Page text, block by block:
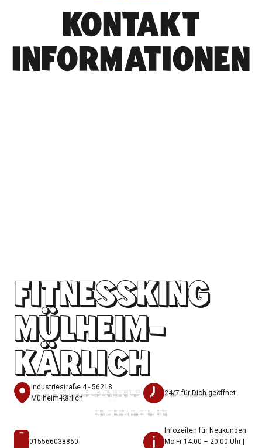
KONTAKT
INFORMATIONEN
FITNESSKING
MÜLHEIM-
KÄRLICH
FITNESSKING MÜLHEIM-
KÄRLICH
Industriestraße 4 - 56218
Mülheim-Kärlich
24/7 für Dich geöffnet
015566038860
Infozeiten für Neukunden:
Mo-Fr 14:00 – 20:00 Uhr |